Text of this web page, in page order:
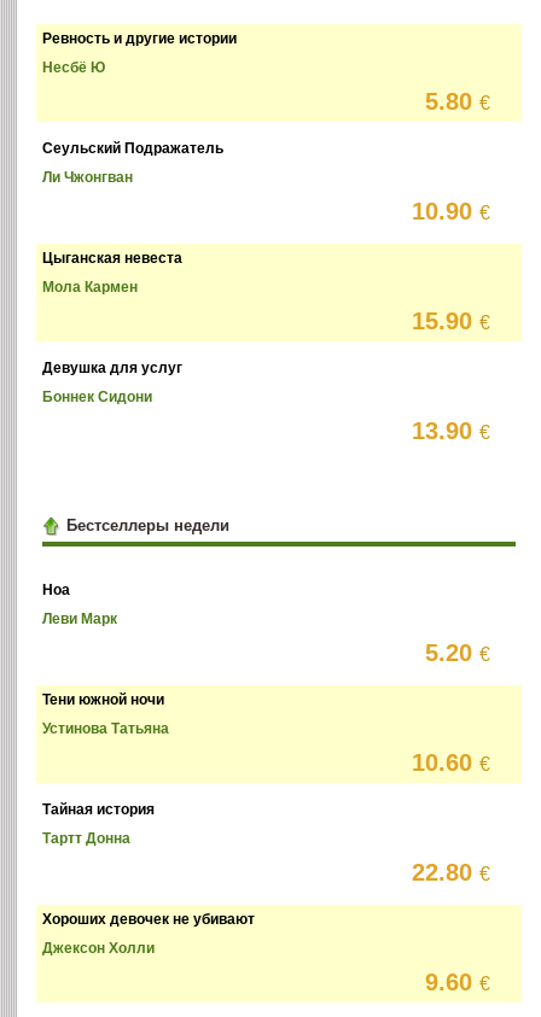
Ревность и другие истории
Несбё Ю
5.80€
Сеульский Подражатель
Ли Чжонгван
10.90€
Цыганская невеста
Мола Кармен
15.90€
Девушка для услуг
Боннек Сидони
13.90€
Бестселлеры недели
Ноа
Леви Марк
5.20€
Тени южной ночи
Устинова Татьяна
10.60€
Тайная история
Тартт Донна
22.80€
Хороших девочек не убивают
Джексон Холли
9.60€